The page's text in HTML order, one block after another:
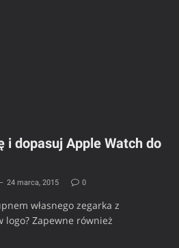
i dopasuj Apple Watch do
24 marca, 2015 0
własnego zegarka z
logo? Zapewne również